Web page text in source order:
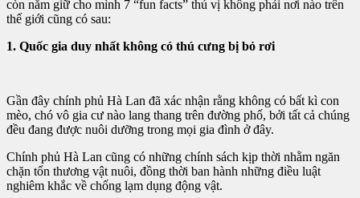
còn nắm giữ cho mình 7 “fun facts” thú vị không phải nơi nào trên
thế giới cũng có sau:
1. Quốc gia duy nhất không có thú cưng bị bỏ rơi
Gần đây chính phủ Hà Lan đã xác nhận rằng không có bất kì con
mèo, chó vô gia cư nào lang thang trên đường phố, bởi tất cả chúng
đều đang được nuôi dưỡng trong mọi gia đình ở đây.
Chính phủ Hà Lan cũng có những chính sách kịp thời nhằm ngăn
chặn tổn thương vật nuôi, đồng thời ban hành những điều luật
nghiêm khắc về chống lạm dụng động vật.